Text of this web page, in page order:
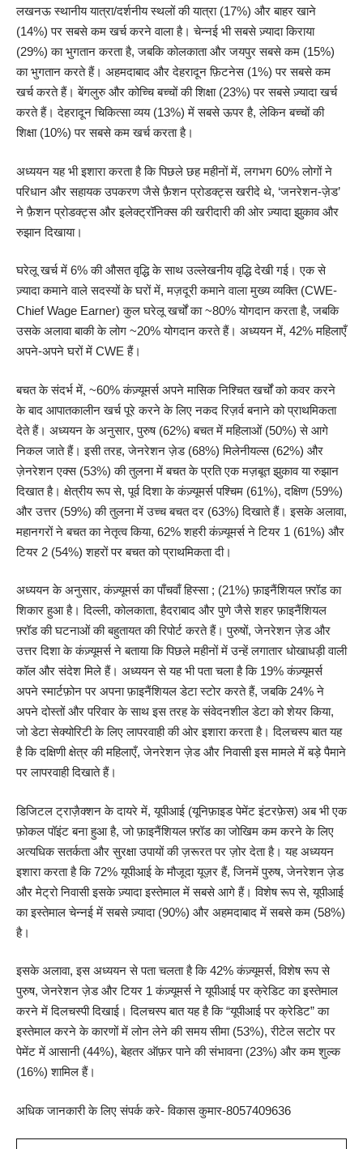
लखनऊ स्थानीय यात्रा/दर्शनीय स्थलों की यात्रा (17%) और बाहर खाने
(14%) पर सबसे कम खर्च करने वाला है। चेन्नई भी सबसे ज़्यादा किराया
(29%) का भुगतान करता है, जबकि कोलकाता और जयपुर सबसे कम (15%)
का भुगतान करते हैं। अहमदाबाद और देहरादून फ़िटनेस (1%) पर सबसे कम
खर्च करते हैं। बेंगलुरु और कोच्चि बच्चों की शिक्षा (23%) पर सबसे ज़्यादा खर्च
करते हैं। देहरादून चिकित्सा व्यय (13%) में सबसे ऊपर है, लेकिन बच्चों की
शिक्षा (10%) पर सबसे कम खर्च करता है।
अध्ययन यह भी इशारा करता है कि पिछले छह महीनों में, लगभग 60% लोगों ने
परिधान और सहायक उपकरण जैसे फ़ैशन प्रोडक्ट्स खरीदे थे, ‘जनरेशन-ज़ेड’
ने फ़ैशन प्रोडक्ट्स और इलेक्ट्रॉनिक्स की खरीदारी की ओर ज़्यादा झुकाव और
रुझान दिखाया।
घरेलू खर्च में 6% की औसत वृद्धि के साथ उल्लेखनीय वृद्धि देखी गई। एक से
ज़्यादा कमाने वाले सदस्यों के घरों में, मज़दूरी कमाने वाला मुख्य व्यक्ति (CWE-
Chief Wage Earner) कुल घरेलू खर्चों का ~80% योगदान करता है, जबकि
उसके अलावा बाकी के लोग ~20% योगदान करते हैं। अध्ययन में, 42% महिलाएँ
अपने-अपने घरों में CWE हैं।
बचत के संदर्भ में, ~60% कंज़्यूमर्स अपने मासिक निश्चित खर्चों को कवर करने
के बाद आपातकालीन खर्च पूरे करने के लिए नकद रिज़र्व बनाने को प्राथमिकता
देते हैं। अध्ययन के अनुसार, पुरुष (62%) बचत में महिलाओं (50%) से आगे
निकल जाते हैं। इसी तरह, जेनरेशन ज़ेड (68%) मिलेनीयल्स (62%) और
ज़ेनरेशन एक्स (53%) की तुलना में बचत के प्रति एक मज़बूत झुकाव या रुझान
दिखात है। क्षेत्रीय रूप से, पूर्व दिशा के कंज़्यूमर्स पश्चिम (61%), दक्षिण (59%)
और उत्तर (59%) की तुलना में उच्च बचत दर (63%) दिखाते हैं। इसके अलावा,
महानगरों ने बचत का नेतृत्व किया, 62% शहरी कंज़्यूमर्स ने टियर 1 (61%) और
टियर 2 (54%) शहरों पर बचत को प्राथमिकता दी।
अध्ययन के अनुसार, कंज़्यूमर्स का पाँचवाँ हिस्सा ; (21%) फ़ाइनैंशियल फ़्रॉड का
शिकार हुआ है। दिल्ली, कोलकाता, हैदराबाद और पुणे जैसे शहर फ़ाइनैंशियल
फ़्रॉड की घटनाओं की बहुतायत की रिपोर्ट करते हैं। पुरुषों, जेनरेशन ज़ेड और
उत्तर दिशा के कंज़्यूमर्स ने बताया कि पिछले महीनों में उन्हें लगातार धोखाधड़ी वाली
कॉल और संदेश मिले हैं। अध्ययन से यह भी पता चला है कि 19% कंज़्यूमर्स
अपने स्मार्टफ़ोन पर अपना फ़ाइनैंशियल डेटा स्टोर करते हैं, जबकि 24% ने
अपने दोस्तों और परिवार के साथ इस तरह के संवेदनशील डेटा को शेयर किया,
जो डेटा सेक्योरिटी के लिए लापरवाही की ओर इशारा करता है। दिलचस्प बात यह
है कि दक्षिणी क्षेत्र की महिलाएँ, जेनरेशन ज़ेड और निवासी इस मामले में बड़े पैमाने
पर लापरवाही दिखाते हैं।
डिजिटल ट्राज़ैक्शन के दायरे में, यूपीआई (यूनिफ़ाइड पेमेंट इंटरफ़ेस) अब भी एक
फ़ोकल पॉइंट बना हुआ है, जो फ़ाइनैंशियल फ़्रॉड का जोखिम कम करने के लिए
अत्यधिक सतर्कता और सुरक्षा उपायों की ज़रूरत पर ज़ोर देता है। यह अध्ययन
इशारा करता है कि 72% यूपीआई के मौजूदा यूज़र हैं, जिनमें पुरुष, जेनरेशन ज़ेड
और मेट्रो निवासी इसके ज़्यादा इस्तेमाल में सबसे आगे हैं। विशेष रूप से, यूपीआई
का इस्तेमाल चेन्नई में सबसे ज़्यादा (90%) और अहमदाबाद में सबसे कम (58%)
है।
इसके अलावा, इस अध्ययन से पता चलता है कि 42% कंज़्यूमर्स, विशेष रूप से
पुरुष, जेनरेशन ज़ेड और टियर 1 कंज़्यूमर्स ने यूपीआई पर क्रेडिट का इस्तेमाल
करने में दिलचस्पी दिखाई। दिलचस्प बात यह है कि “यूपीआई पर क्रेडिट” का
इस्तेमाल करने के कारणों में लोन लेने की समय सीमा (53%), रीटेल सटोर पर
पेमेंट में आसानी (44%), बेहतर ऑफ़र पाने की संभावना (23%) और कम शुल्क
(16%) शामिल हैं।
अधिक जानकारी के लिए संपर्क करे- विकास कुमार-8057409636